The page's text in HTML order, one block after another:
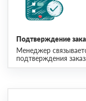
Подтверждение
Менеджер
подтверждения